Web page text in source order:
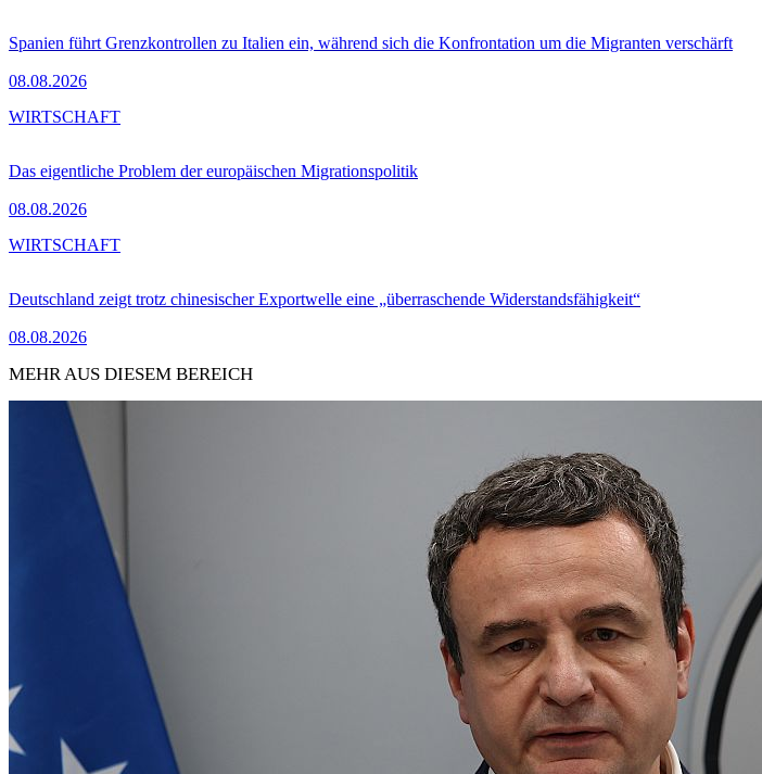
Spanien führt Grenzkontrollen zu Italien ein, während sich die Konfrontation um die Migranten verschärft
08.08.2026
Das eigentliche Problem der europäischen Migrationspolitik
08.08.2026
WIRTSCHAFT
Deutschland zeigt trotz chinesischer Exportwelle eine „überraschende Widerstandsfähigkeit“
08.08.2026
WIRTSCHAFT
MEHR AUS DIESEM BEREICH